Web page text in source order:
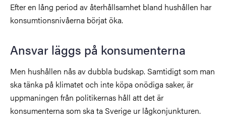
Efter en lång period av återhållsamhet bland hushållen har
konsumtionsnivåerna börjat öka.
Ansvar läggs på konsumenterna
Men hushållen nås av dubbla budskap. Samtidigt som man
ska tänka på klimatet och inte köpa onödiga saker, är
uppmaningen från politikernas håll att det är
konsumenterna som ska ta Sverige ur lågkonjunkturen.